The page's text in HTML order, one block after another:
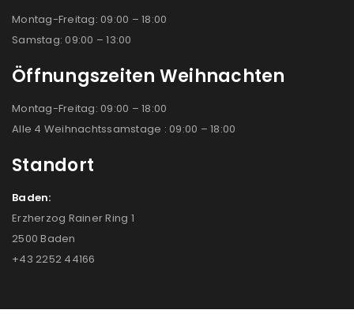
Montag-Freitag: 09:00 – 18:00
Samstag: 09:00 – 13:00
Öffnungszeiten Weihnachten
Montag-Freitag: 09:00 – 18:00
Alle 4 Weihnachtssamstage : 09:00 – 18:00
Standort
Baden:
Erzherzog Rainer Ring 1
2500 Baden
+43 2252 44166